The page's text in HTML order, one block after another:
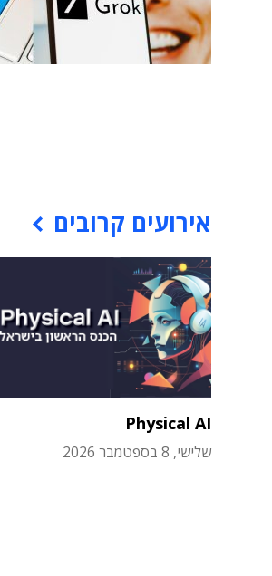
אירועים קרובים
Physical AI
שלישי, 8 בספטמבר 2026